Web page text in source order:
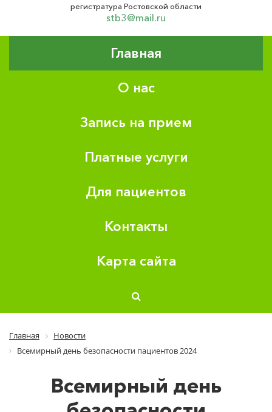
регистратура Ростовской области
stb3@mail.ru
Главная
О нас
Запись на прием
Платные услуги
Для пациентов
Контакты
Карта сайта
Главная
Новости
Всемирный день безопасности пациентов 2024
Всемирный день